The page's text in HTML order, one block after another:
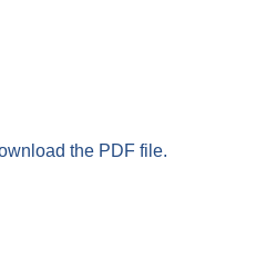
the PDF file.